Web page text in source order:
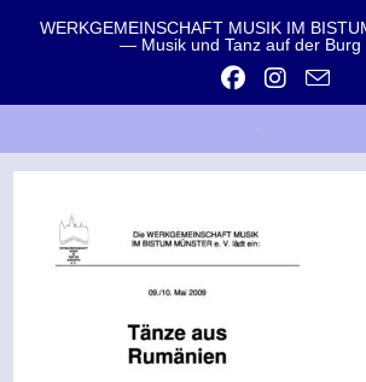
WERKGEMEINSCHAFT MUSIK IM
— Musik und Tanz auf der Burg